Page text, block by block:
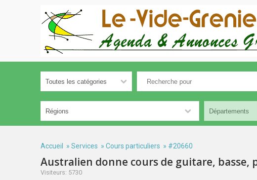
Accueil » Services » Cours particuliers » #20660
Australien donne cours de guitare, basse,
Visiteurs: 5730